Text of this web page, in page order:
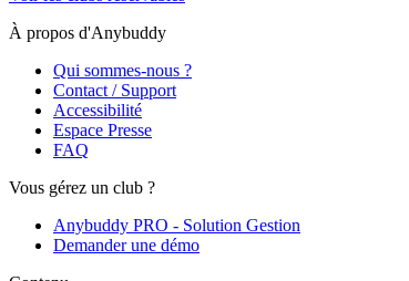
À propos d'Anybuddy
Qui sommes-nous ?
Contact / Support
Accessibilité
Espace Presse
FAQ
Vous gérez un club ?
Anybuddy PRO - Solution Gestion
Demander une démo